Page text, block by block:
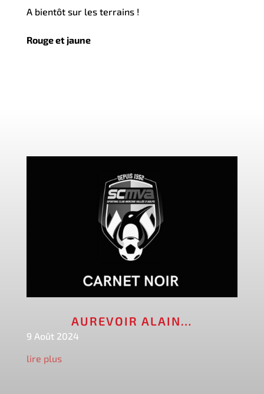
A bientôt sur les terrains !
Rouge et jaune
AUREVOIR ALAIN…
9 Août 2024
lire plus